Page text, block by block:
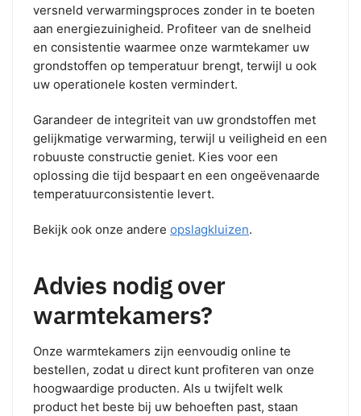
versneld verwarmingsproces zonder in te boeten
aan energiezuinigheid. Profiteer van de snelheid
en consistentie waarmee onze warmtekamer uw
grondstoffen op temperatuur brengt, terwijl u ook
uw operationele kosten vermindert.
Garandeer de integriteit van uw grondstoffen met
gelijkmatige verwarming, terwijl u veiligheid en een
robuuste constructie geniet. Kies voor een
oplossing die tijd bespaart en een ongeëvenaarde
temperatuurconsistentie levert.
Bekijk ook onze andere opslagkluizen.
Advies nodig over
warmtekamers?
Onze warmtekamers zijn eenvoudig online te
bestellen, zodat u direct kunt profiteren van onze
hoogwaardige producten. Als u twijfelt welk
product het beste bij uw behoeften past, staan